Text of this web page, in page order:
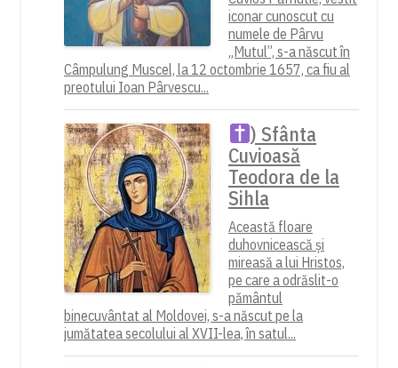
iconar cunoscut cu
numele de Pârvu
„Mutul”, s-a născut în
Câmpulung Muscel, la 12 octombrie 1657, ca fiu al
preotului Ioan Pârvescu...
) Sfânta
Cuvioasă
Teodora de la
Sihla
Această floare
duhovnicească și
mireasă a lui Hristos,
pe care a odrăslit-o
pământul
binecuvântat al Moldovei, s-a născut pe la
jumătatea secolului al XVII-lea, în satul...